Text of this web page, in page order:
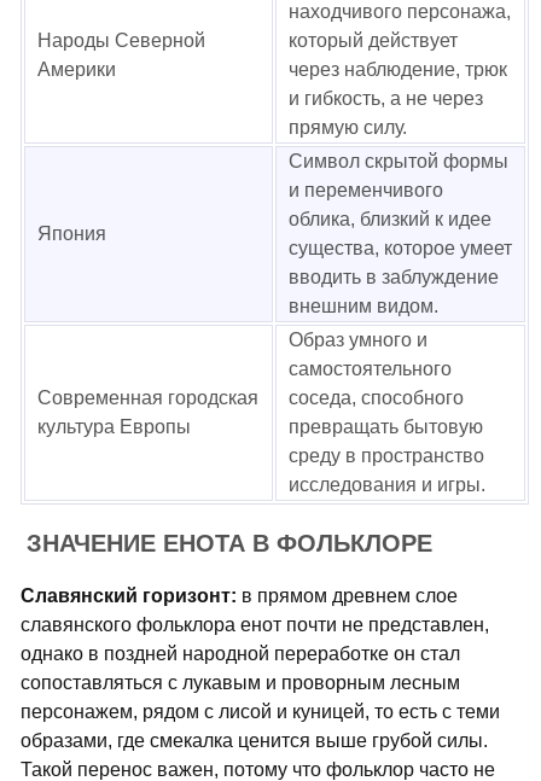
Народы Северной
Америки
находчивого персонажа,
который действует
через наблюдение, трюк
и гибкость, а не через
прямую силу.
Япония
Символ скрытой формы
и переменчивого
облика, близкий к идее
существа, которое умеет
вводить в заблуждение
внешним видом.
Современная городская
культура Европы
Образ умного и
самостоятельного
соседа, способного
превращать бытовую
среду в пространство
исследования и игры.
ЗНАЧЕНИЕ ЕНОТА В ФОЛЬКЛОРЕ
Славянский горизонт: в прямом древнем слое
славянского фольклора енот почти не представлен,
однако в поздней народной переработке он стал
сопоставляться с лукавым и проворным лесным
персонажем, рядом с лисой и куницей, то есть с теми
образами, где смекалка ценится выше грубой силы.
Такой перенос важен, потому что фольклор часто не